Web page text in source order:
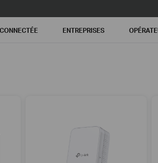
ENTREPRISES